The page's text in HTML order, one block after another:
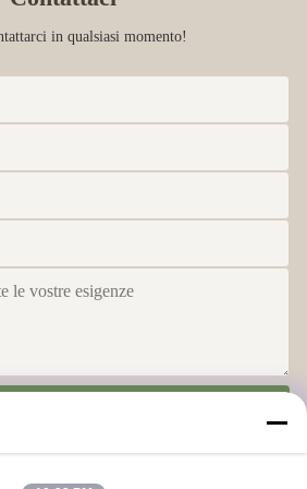
in qualsiasi momento!